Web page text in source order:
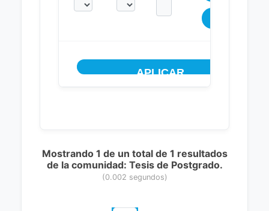
Mostrando 1 de un total de 1 resultados
de la comunidad: Tesis de Postgrado.
(0.002 segundos)